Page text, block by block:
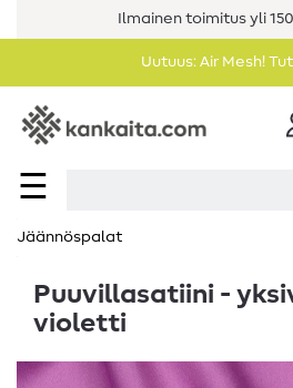
Ilmainen toimitus yli
Uutuus: Air Mesh!
☰
Jäännöspalat
Puuvillasatiini -
violetti